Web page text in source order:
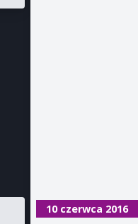
10 czerwca 2016